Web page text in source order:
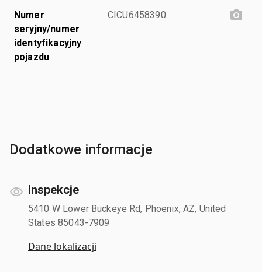
Numer
seryjny/numer
identyfikacyjny
pojazdu
CICU6458390
Dodatkowe informacje
Inspekcje
5410 W Lower Buckeye Rd, Phoenix, AZ, United
States 85043-7909
Dane lokalizacji